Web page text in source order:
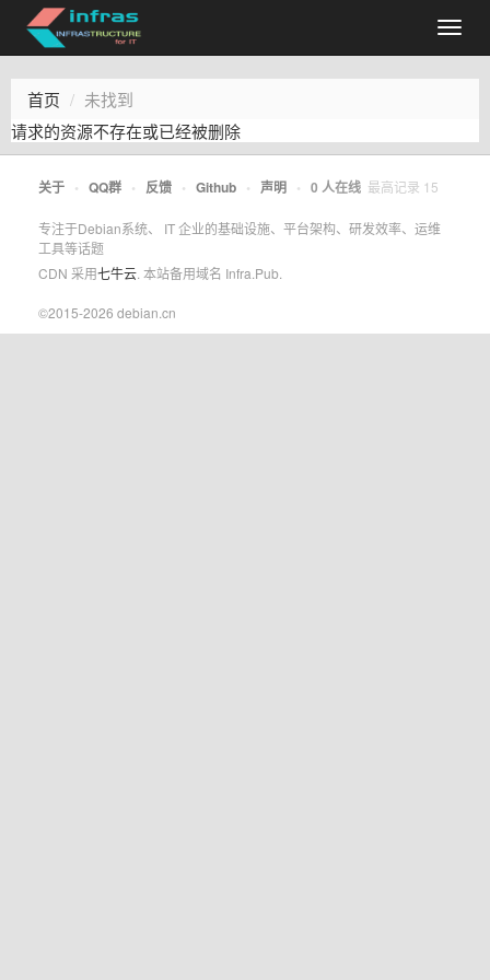
首页
未找到
请求的资源不存在或已经被删除
关于 • QQ群 • 反馈 • Github • 声明 • 0 人在线 最高记录 15
专注于Debian系统、 IT 企业的基础设施、平台架构、研发效率、运维
工具等话题
CDN 采用七牛云 . 本站备用域名 Infra.Pub.
©2015-2026 debian.cn